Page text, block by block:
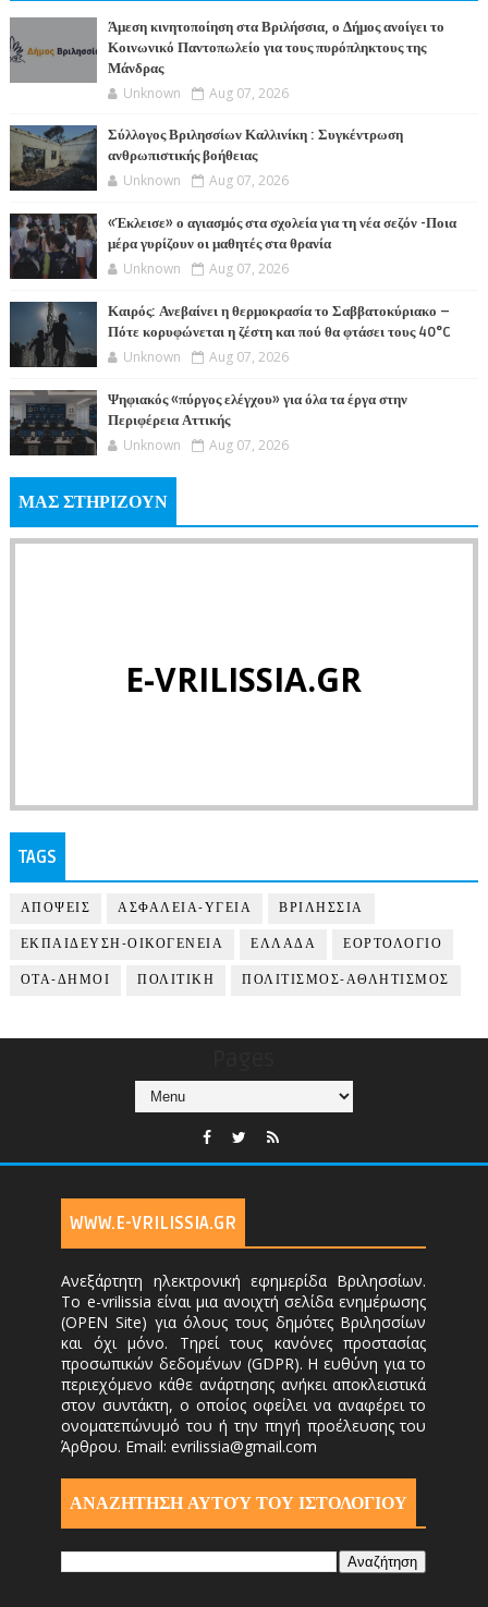
Άμεση κινητοποίηση στα Βριλήσσια, ο Δήμος ανοίγει το
Κοινωνικό Παντοπωλείο για τους πυρόπληκτους της
Μάνδρας
Unknown Aug 07, 2026
Σύλλογος Βριλησσίων Καλλινίκη : Συγκέντρωση
ανθρωπιστικής βοήθειας
Unknown Aug 07, 2026
«Έκλεισε» ο αγιασμός στα σχολεία για τη νέα σεζόν -Ποια
μέρα γυρίζουν οι μαθητές στα θρανία
Unknown Aug 07, 2026
Καιρός: Ανεβαίνει η θερμοκρασία το Σαββατοκύριακο –
Πότε κορυφώνεται η ζέστη και πού θα φτάσει τους 40°C
Unknown Aug 07, 2026
Ψηφιακός «πύργος ελέγχου» για όλα τα έργα στην
Περιφέρεια Αττικής
Unknown Aug 07, 2026
ΜΑΣ ΣΤΗΡΙΖΟΥΝ
E-VRILISSIA.GR
TAGS
ΑΠΟΨΕΙΣ ΑΣΦΑΛΕΙΑ-ΥΓΕΙΑ ΒΡΙΛΗΣΣΙΑ
ΕΚΠΑΙΔΕΥΣΗ-ΟΙΚΟΓΕΝΕΙΑ ΕΛΛΑΔΑ ΕΟΡΤΟΛΟΓΙΟ
ΟΤΑ-ΔΗΜΟΙ ΠΟΛΙΤΙΚΗ ΠΟΛΙΤΙΣΜΟΣ-ΑΘΛΗΤΙΣΜΟΣ
WWW.E-VRILISSIA.GR
Ανεξάρτητη ηλεκτρονική εφημερίδα Βριλησσίων.
Το e-vrilissia είναι μια ανοιχτή σελίδα ενημέρωσης
(OPEN Site) για όλους τους δημότες Βριλησσίων
και όχι μόνο. Τηρεί τους κανόνες προστασίας
προσωπικών δεδομένων (GDPR). Η ευθύνη για το
περιεχόμενο κάθε ανάρτησης ανήκει αποκλειστικά
στον συντάκτη, ο οποίος οφείλει να αναφέρει το
ονοματεπώνυμό του ή την πηγή προέλευσης του
Άρθρου. Email: evrilissia@gmail.com
ΑΝΑΖΗΤΗΣΗ ΑΥΤΟΎ ΤΟΥ ΙΣΤΟΛΟΓΙΟΥ